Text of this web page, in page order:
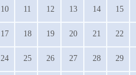
10 11 12 13 14 15
17 18 19 20 21 22
24 25 26 27 28 29